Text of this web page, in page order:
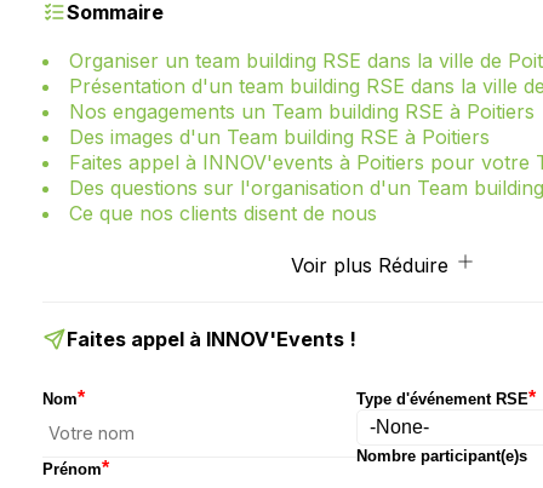
Sommaire
Organiser un team building RSE dans la ville de
Présentation d'un team building RSE dans la ville
Nos engagements un Team building RSE à Poitiers
Des images d'un Team building RSE à Poitiers
Faites appel à INNOV'events à Poitiers pour votre
Des questions sur l'organisation d'un Team
Ce que nos clients disent de nous
Voir plus Réduire
Faites appel à INNOV'Events !
Nom*
Prénom*
Type d'événement RSE*
Nombre participant(e)s